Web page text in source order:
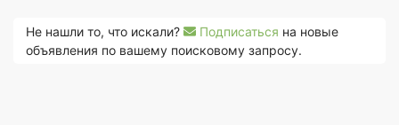
Не нашли то, что искали? Подписаться на новые
объявления по вашему поисковому запросу.